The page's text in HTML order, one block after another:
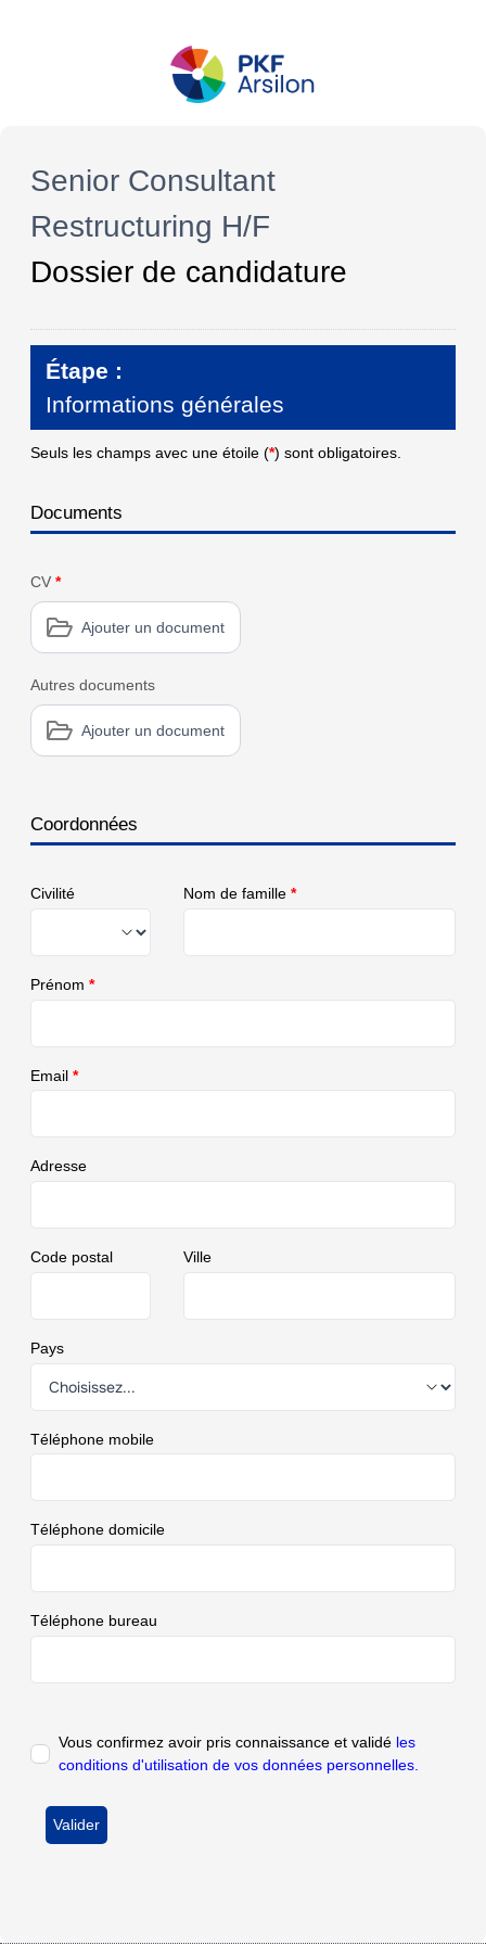
Senior Consultant
Restructuring H/F
Dossier de candidature
Étape :
Informations générales
Seuls les champs avec une étoile (*) sont obligatoires.
Documents
CV *
Ajouter un document
Autres documents
Ajouter un document
Coordonnées
Civilité Nom de famille *
Prénom *
Email *
Adresse
Code postal Ville
Pays
Téléphone mobile
Téléphone domicile
Téléphone bureau
Vous confirmez avoir pris connaissance et validé les
conditions d'utilisation de vos données personnelles.